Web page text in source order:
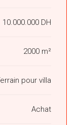
10.000.000 DH
2000 m²
pour villa
Achat